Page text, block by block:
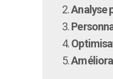
2.Analyse
3.
4.
5.